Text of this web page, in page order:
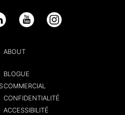
YouTube Instagram
ABOUT
BLOGUE
COMMERCIAL
CONFIDENTIALITÉ
ACCESSIBILITÉ